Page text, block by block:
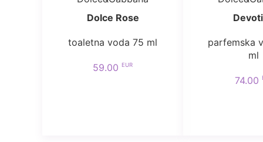
Dolce Rose
toaletna voda 75 ml
59.00 EUR
parfemska
ml
74.00